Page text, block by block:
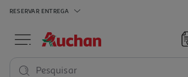
RESERVAR ENTREGA
Pesquisar